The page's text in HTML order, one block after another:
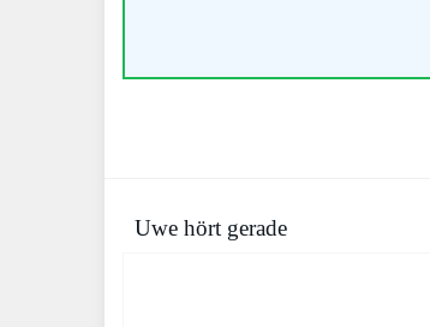
Uwe hört gerade